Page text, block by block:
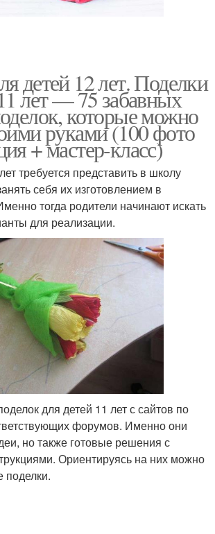
детей 12 лет. Поделки
лет — 75 забавных
которые можно
руками (100 фото
+ мастер-класс)
требуется представить в школу
себя их изготовлением в
тогда родители начинают искать
для реализации.
для детей 11 лет с сайтов по
форумов. Именно они
но также готовые решения с
Ориентируясь на них можно
поделки.